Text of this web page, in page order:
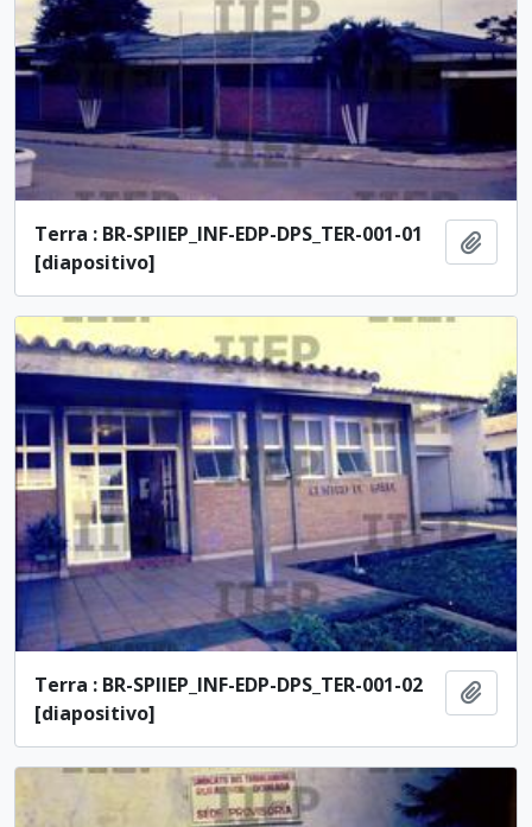
Terra : BR-SPIIEP_INF-EDP-DPS_TER-001-01
[diapositivo]
Terra : BR-SPIIEP_INF-EDP-DPS_TER-001-02
[diapositivo]